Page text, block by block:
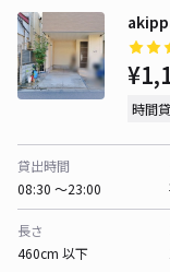
時間
貸出時間
08:30 〜23:00
長さ
460cm 以下